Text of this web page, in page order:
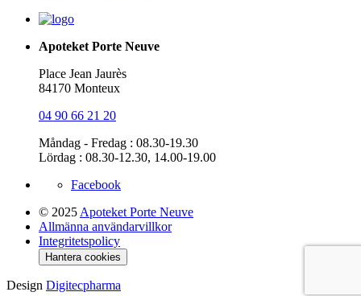
Apoteket Porte Neuve
Place Jean Jaurès
84170 Monteux
04 90 66 21 20
Måndag - Fredag : 08.30-19.30
Lördag : 08.30-12.30, 14.00-19.00
Facebook
© 2025 Apoteket Porte Neuve
Allmänna användarvillkor
Integritetspolicy
Hantera cookies
Design Digitecpharma